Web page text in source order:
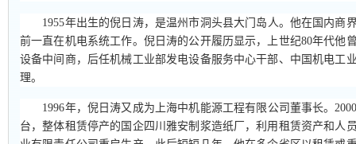
1955年出生的倪日涛，是温州市洞头县大门岛人。他在国内商
前一直在机电系统工作。倪日涛的公开履历显示，上世纪80年代他
设备中间商，后任机械工业部发电设备服务中心干部、中国机电工
理。
1996年，倪日涛又成为上海中机能源工程有限公司董事长。
台，整体租赁停产的国企四川雅安制浆造纸厂，利用租赁资产和人